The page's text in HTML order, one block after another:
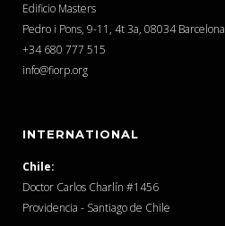
Edificio Masters
Pedro i Pons, 9-11, 4t 3a, 08034 Barcelona
‎+34 680 777 515
info@fiorp.org
INTERNATIONAL
Chile:
Doctor Carlos Charlín #1456
Providencia - Santiago de Chile